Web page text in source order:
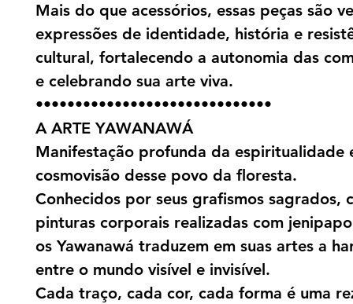
Mais do que acessórios, essas peças são
expressões de identidade, história e
cultural, fortalecendo a autonomia das
e celebrando sua arte viva.
••••••••••••••••••••••••••••••
A ARTE YAWANAWÁ
Manifestação profunda da espiritualidade
cosmovisão desse povo da floresta.
Conhecidos por seus grafismos sagrados,
pinturas corporais realizadas com
os Yawanawá traduzem em suas artes a
entre o mundo visível e invisível.
Cada traço, cada cor, cada forma é uma